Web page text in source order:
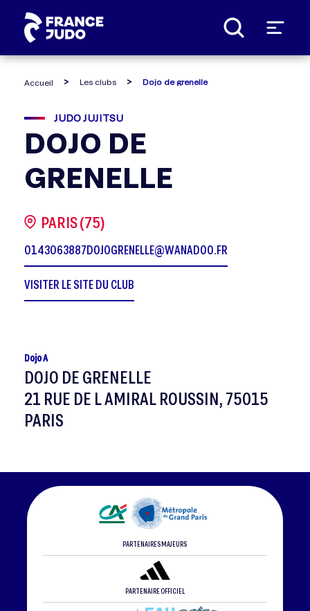
Accueil Les clubs Dojo de grenelle
JUDO JUJITSU
DOJO DE
GRENELLE
PARIS (75)
0143063887DOJOGRENELLE@WANADOO.FR
VISITER LE SITE DU CLUB
Dojo A
DOJO DE GRENELLE
21 RUE DE L AMIRAL ROUSSIN, 75015
PARIS
PARTENAIRES MAJEURS
PARTENAIRE OFFICIEL